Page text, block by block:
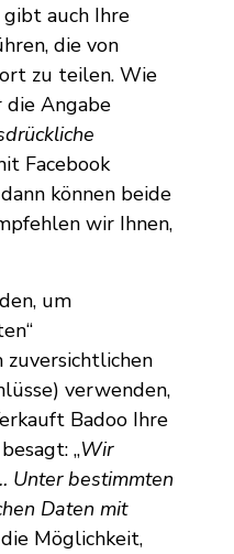
auch Ihre
die von
zu teilen. Wie
die Angabe
Facebook
können beide
wir Ihnen,
um
zuversichtlichen
verwenden,
Badoo Ihre
„Wir
Unter bestimmten
Daten mit
Möglichkeit,